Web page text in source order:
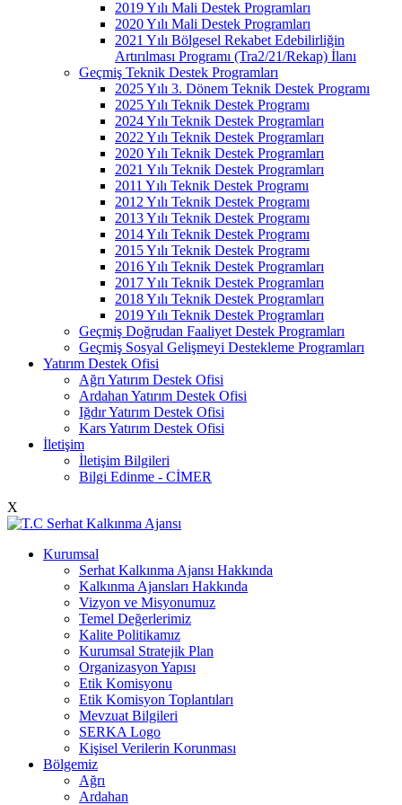
2019 Yılı Mali Destek Programları
2020 Yılı Mali Destek Programları
2021 Yılı Bölgesel Rekabet Edebilirliğin
Artırılması Programı (Tra2/21/Rekap) İlanı
Geçmiş Teknik Destek Programları
2025 Yılı 3. Dönem Teknik Destek Programı
2025 Yılı Teknik Destek Programı
2024 Yılı Teknik Destek Programları
2022 Yılı Teknik Destek Programları
2020 Yılı Teknik Destek Programları
2021 Yılı Teknik Destek Programları
2011 Yılı Teknik Destek Programı
2012 Yılı Teknik Destek Programı
2013 Yılı Teknik Destek Programı
2014 Yılı Teknik Destek Programı
2015 Yılı Teknik Destek Programı
2016 Yılı Teknik Destek Programları
2017 Yılı Teknik Destek Programları
2018 Yılı Teknik Destek Programları
2019 Yılı Teknik Destek Programları
Geçmiş Doğrudan Faaliyet Destek Programları
Geçmiş Sosyal Gelişmeyi Destekleme Programları
Yatırım Destek Ofisi
Ağrı Yatırım Destek Ofisi
Ardahan Yatırım Destek Ofisi
Iğdır Yatırım Destek Ofisi
Kars Yatırım Destek Ofisi
İletişim
İletişim Bilgileri
Bilgi Edinme - CİMER
X
Kurumsal
Serhat Kalkınma Ajansı Hakkında
Kalkınma Ajansları Hakkında
Vizyon ve Misyonumuz
Temel Değerlerimiz
Kalite Politikamız
Kurumsal Stratejik Plan
Organizasyon Yapısı
Etik Komisyonu
Etik Komisyon Toplantıları
Mevzuat Bilgileri
SERKA Logo
Kişisel Verilerin Korunması
Bölgemiz
Ağrı
Ardahan